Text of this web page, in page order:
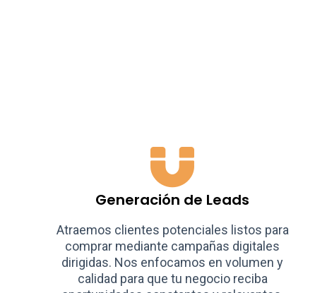
Generación de Leads
Atraemos clientes potenciales listos para
comprar mediante campañas digitales
dirigidas. Nos enfocamos en volumen y
calidad para que tu negocio reciba